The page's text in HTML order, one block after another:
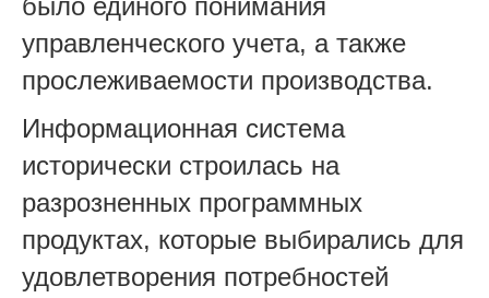
было единого понимания
управленческого учета, а также
прослеживаемости производства.
Информационная система
исторически строилась на
разрозненных программных
продуктах, которые выбирались для
удовлетворения потребностей